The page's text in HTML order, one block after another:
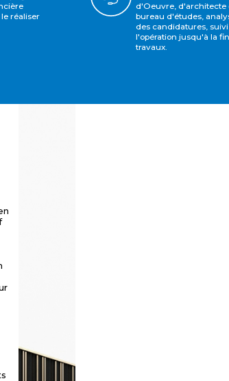
réaliser
d'Oeuvre, d'architecte
bureau d'études,
des candidatures,
l'opération jusqu'à la
travaux.